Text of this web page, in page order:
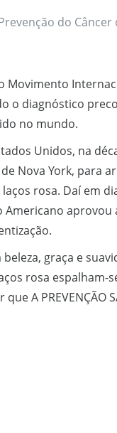
do Câncer
o Movimento
o diagnóstico
no mundo.
Unidos, na
Nova York, para
rosa. Daí em
Americano
graça e
rosa
A PREVENÇÃO